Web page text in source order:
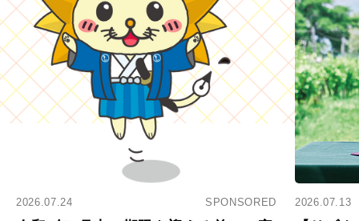
2026.07.24 SPONSORED 2026.07.13